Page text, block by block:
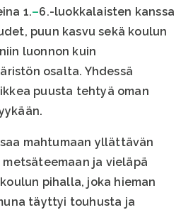
1.–6.-luokkalaisten kanssa
puun kasvu sekä koulun
luonnon kuin
osalta. Yhdessä
puusta tehtyä oman
mahtumaan yllättävän
ja vieläpä
pihalla, joka hieman
täyttyi touhusta ja